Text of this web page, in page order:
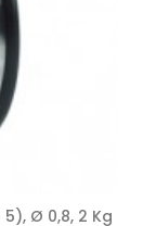
5), Ø 0,8, 2 Kg